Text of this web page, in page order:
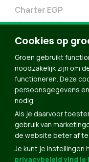
Charter EGP
Nieuwsbrief
Doe Mee
Contact
Groen in je buurt
Meldpunt
Word lid
Agenda
Bekijk kalender
Verleng je
Cookies op
Groen gebruikt
noodzakelijk zijn om
functioneren. Deze
persoonsgegevens
nodig.
Als je daarvoor
gebruik van
de website beter af
Je kunt je instellingen
privacybeleid vind je